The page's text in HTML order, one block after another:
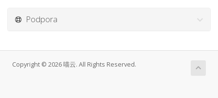
Podpora
Copyright © 2026 喵云. All Rights Reserved.